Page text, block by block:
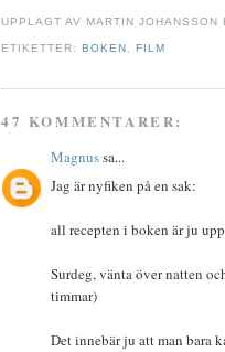
UPPLAGT AV MARTIN JOHANSSON
ETIKETTER:BOKEN ,FILM
47 KOMMENTARER:
Magnussa...
Jag är nyfiken på en sak:
all recepten i boken är ju
Surdeg, vänta över natten
timmar)
Det innebär ju att man bara